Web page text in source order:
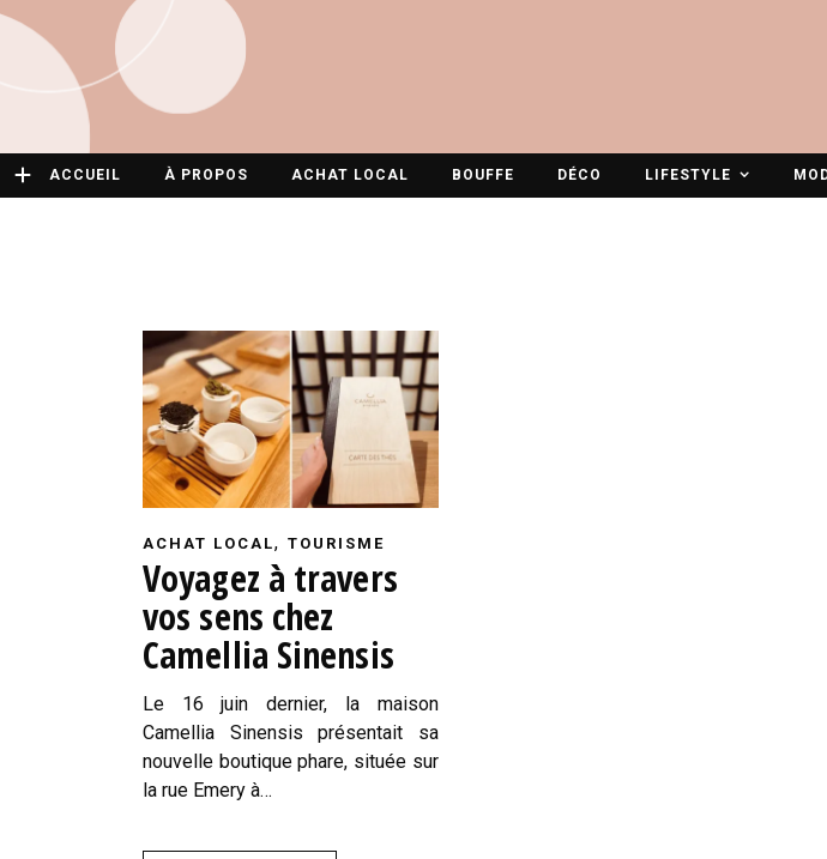
ACCUEIL À PROPOS ACHAT LOCAL BOUFFE DÉCO LIFESTYLE
ACHAT LOCAL, TOURISME
Voyagez à travers
vos sens chez
Camellia Sinensis
Le 16 juin dernier, la maison
Camellia Sinensis présentait sa
nouvelle boutique phare, située sur
la rue Emery à…